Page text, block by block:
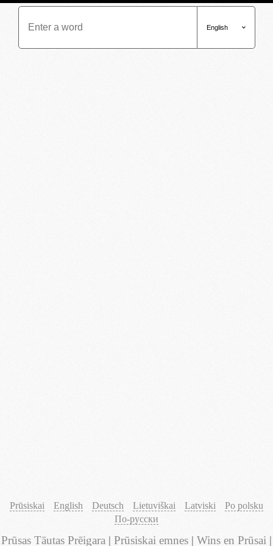
Prūsiskai English Deutsch Lietuviškai Latviski
Po polsku
По-русски
Prūsas Tāutas Prēigara | Prūsiskai emnes | Wins en Prūsai |